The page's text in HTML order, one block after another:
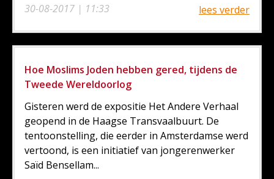
30-08-2017 | 11:33
lees verder
Hoe Moslims Joden hebben gered, tijdens de
Tweede Wereldoorlog
Gisteren werd de expositie Het Andere Verhaal
geopend in de Haagse Transvaalbuurt. De
tentoonstelling, die eerder in Amsterdamse werd
vertoond, is een initiatief van jongerenwerker
Saïd Bensellam...